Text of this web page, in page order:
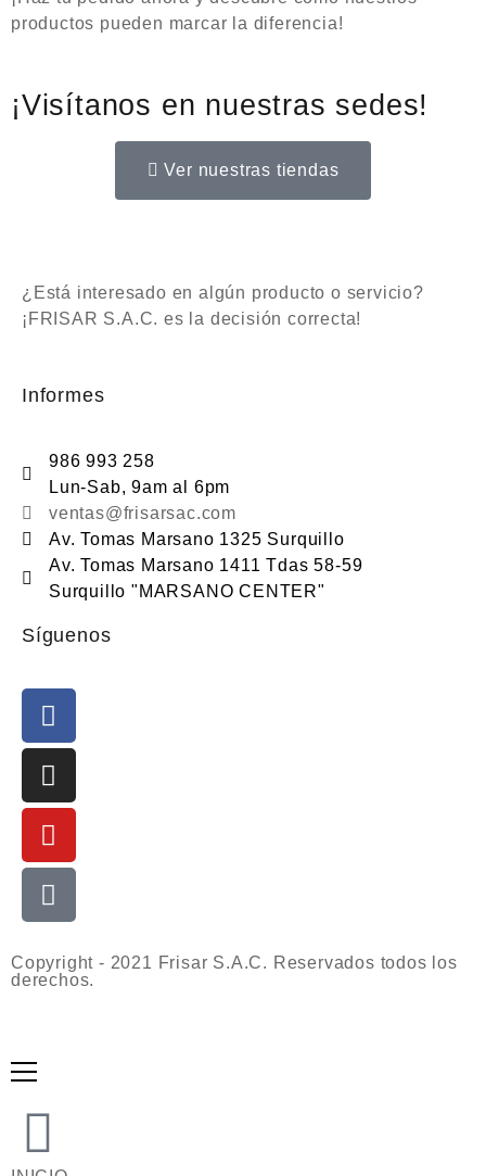
productos pueden marcar la diferencia!
¡Visítanos en nuestras sedes!
Ver nuestras tiendas
¿Está interesado en algún producto o servicio?
¡FRISAR S.A.C. es la decisión correcta!
Informes
986 993 258
Lun-Sab, 9am al 6pm
ventas@frisarsac.com
Av. Tomas Marsano 1325 Surquillo
Av. Tomas Marsano 1411 Tdas 58-59
Surquillo "MARSANO CENTER"
Síguenos
Copyright - 2021 Frisar S.A.C. Reservados todos los
derechos.